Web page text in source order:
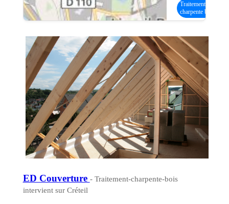
Traitement
charpente bois
ED Couverture - Traitement-charpente-bois
intervient sur Créteil